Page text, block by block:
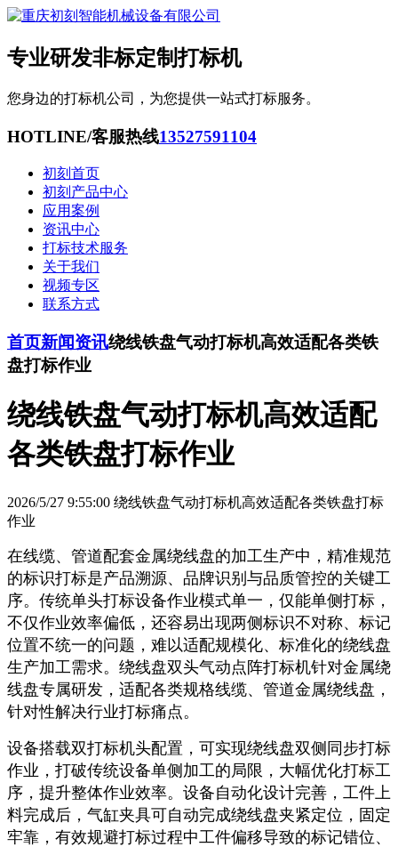
专业研发非标定制打标机
您身边的打标机公司，为您提供一站式打标服务。
HOTLINE/客服热线13527591104
初刻首页
初刻产品中心
应用案例
资讯中心
打标技术服务
关于我们
视频专区
联系方式
首页新闻资讯绕线铁盘气动打标机高效适配各类铁
盘打标作业
绕线铁盘气动打标机高效适配
各类铁盘打标作业
2026/5/27 9:55:00 绕线铁盘气动打标机高效适配各类铁盘打标
作业
在线缆、管道配套金属绕线盘的加工生产中，精准规范
的标识打标是产品溯源、品牌识别与品质管控的关键工
序。传统单头打标设备作业模式单一，仅能单侧打标，
不仅作业效率偏低，还容易出现两侧标识不对称、标记
位置不统一的问题，难以适配规模化、标准化的绕线盘
生产加工需求。绕线盘双头气动点阵打标机针对金属绕
线盘专属研发，适配各类规格线缆、管道金属绕线盘，
针对性解决行业打标痛点。
设备搭载双打标机头配置，可实现绕线盘双侧同步打标
作业，打破传统设备单侧加工的局限，大幅优化打标工
序，提升整体作业效率。设备自动化设计完善，工件上
料完成后，气缸夹具可自动完成绕线盘夹紧定位，固定
牢靠，有效规避打标过程中工件偏移导致的标记错位、